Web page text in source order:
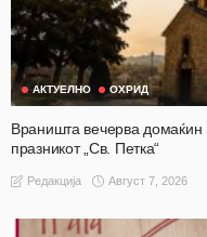
АКТУЕЛНО ОХРИД
Враништа вечерва
празникот „Св. Петка“
Редакција Август 7, 2026